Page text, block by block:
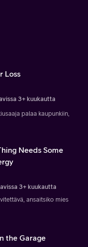
Loss
3+ kuukautta
palaa kaupunkiin,
Needs Some
3+ kuukautta
ansaitsiko mies
the Garage